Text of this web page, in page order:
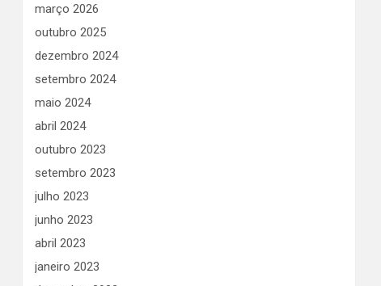
março 2026
outubro 2025
dezembro 2024
setembro 2024
maio 2024
abril 2024
outubro 2023
setembro 2023
julho 2023
junho 2023
abril 2023
janeiro 2023